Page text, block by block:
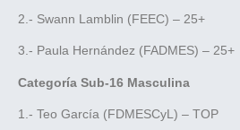
2.- Swann Lamblin (FEEC) – 25+
3.- Paula Hernández (FADMES) – 25+
Categoría Sub-16 Masculina
1.- Teo García (FDMESCyL) – TOP